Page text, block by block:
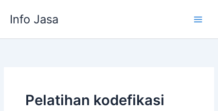
Info Jasa
Pelatihan kodefikasi